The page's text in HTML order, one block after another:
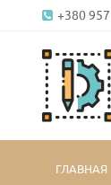
+380
ГЛАВНАЯ